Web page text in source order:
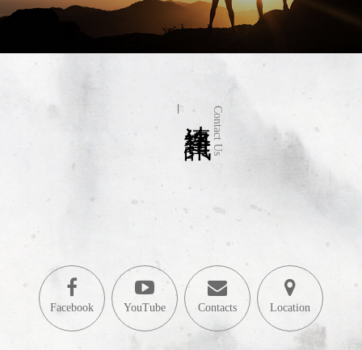
Contact Us
Facebook YouTube Contacts Location